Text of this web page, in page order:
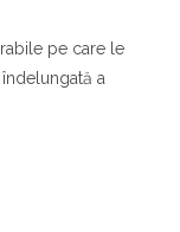
pe care le
a